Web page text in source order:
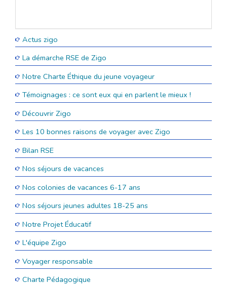
Actus zigo
La démarche RSE de Zigo
Notre Charte Éthique du jeune voyageur
Témoignages : ce sont eux qui en parlent le mieux !
Découvrir Zigo
Les 10 bonnes raisons de voyager avec Zigo
Bilan RSE
Nos séjours de vacances
Nos colonies de vacances 6-17 ans
Nos séjours jeunes adultes 18-25 ans
Notre Projet Éducatif
L'équipe Zigo
Voyager responsable
Charte Pédagogique